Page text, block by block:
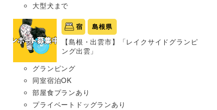
大型犬まで
宿 島根県
【島根・出雲市】「レイクサイドグランピ
ング出雲」
グランピング
同室宿泊OK
部屋食プランあり
プライベートドッグランあり